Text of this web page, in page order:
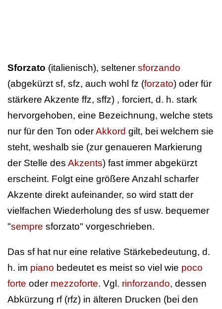
Sforzato (italienisch), seltener sforzando
(abgekürzt sf, sfz, auch wohl fz (forzato) oder für
stärkere Akzente ffz, sffz) , forciert, d. h. stark
hervorgehoben, eine Bezeichnung, welche stets
nur für den Ton oderAkkord gilt, bei welchem sie
steht, weshalb sie (zur genaueren Markierung
der Stelle des Akzents) fast immer abgekürzt
erscheint. Folgt eine größere Anzahl scharfer
Akzente direkt aufeinander, so wird statt der
vielfachen Wiederholung des sf usw. bequemer
"sempre sforzato" vorgeschrieben.
Das sf hat nur eine relative Stärkebedeutung, d.
h. im piano bedeutet es meist so viel wie poco
forte oder mezzoforte. Vgl. rinforzando, dessen
Abkürzung rf (rfz) in älteren Drucken (bei den